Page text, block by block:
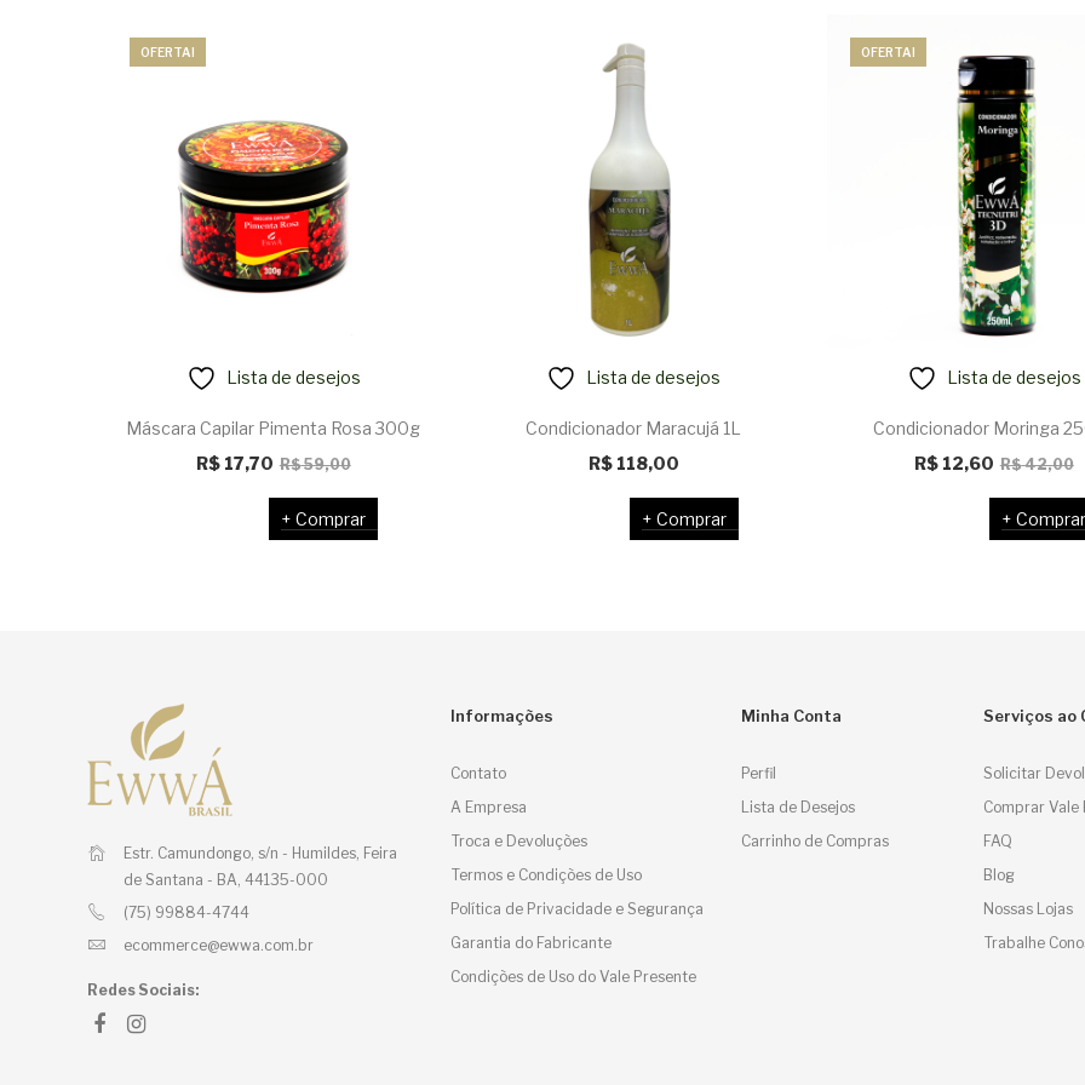
OFERTA!
Lista de desejos
Máscara Capilar Pimenta Rosa 300g
R$59,00O
preço
original
R$17,70
O
preço
atual
Comprar
Lista de desejos
Condicionador Maracujá 1L
R$118,00
Comprar
OFERTA!
Lista de desejos
Condicionador Moringa
R$42,00O
R$12,60
O
Comprar
Estr. Camundongo, s/n - Humildes, Feira
de Santana - BA, 44135-000
(75) 99884-4744
ecommerce@ewwa.com.br
Redes Sociais:
Informações
Contato
A Empresa
Troca e Devoluções
Termos e Condições de Uso
Política de Privacidade e Segurança
Garantia do Fabricante
Condições de Uso do Vale Presente
Minha Conta
Perfil
Lista de Desejos
Carrinho de Compras
Serviços ao
Solicitar
Comprar Vale
FAQ
Blog
Nossas Lojas
Trabalhe